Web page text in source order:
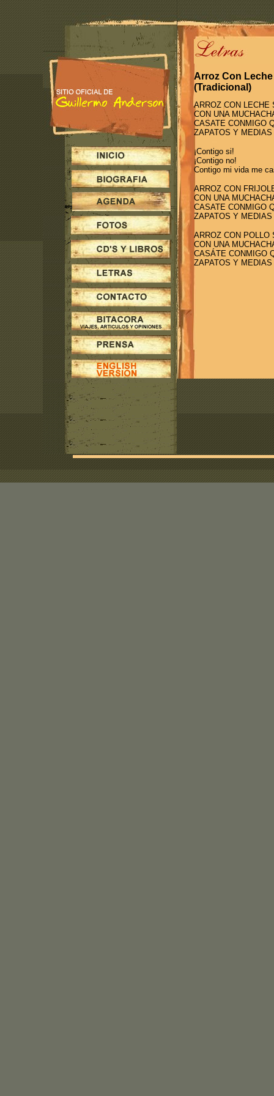
Arroz Con Leche
(Tradicional)
ARROZ CON LECHE
CON UNA
CASATE CONMIGO
ZAPATOS Y
¡Contigo si!
¡Contigo no!
Contigo mi vida me
ARROZ CON
CON UNA
CASATE CONMIGO
ZAPATOS Y
ARROZ CON POLLO
CON UNA
CASÁTE CONMIGO
ZAPATOS Y